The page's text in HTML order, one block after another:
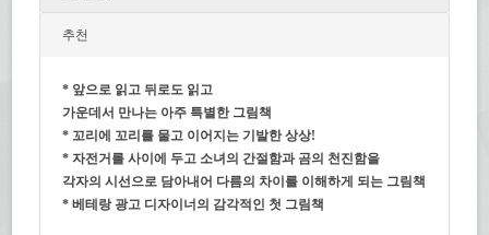
추천
* 앞으로 읽고 뒤로도 읽고
가운데서 만나는 아주 특별한 그림책
* 꼬리에 꼬리를 물고 이어지는 기발한 상상!
* 자전거를 사이에 두고 소녀의 간절함과 곰의 천진함을
각자의 시선으로 담아내어 다름의 차이를 이해하게 되는 그림책
* 베테랑 광고 디자이너의 감각적인 첫 그림책